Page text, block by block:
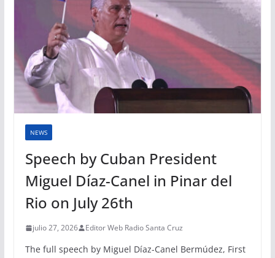
NEWS
Speech by Cuban President
Miguel Díaz-Canel in Pinar del
Rio on July 26th
julio 27, 2026 Editor Web Radio Santa Cruz
The full speech by Miguel Díaz-Canel Bermúdez, First